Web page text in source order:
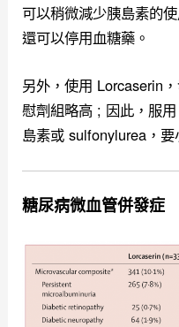
可以稍微減少胰島素的
還可以停用血糖藥。
另外，使用 Lorcaserin
慰劑組略高 ; 因此，服
島素或 sulfonylurea，要
糖尿病微血管併發症